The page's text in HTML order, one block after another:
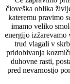
človeška oblika
kateremu pravimo
imamo veliko
energijo izžarevamo
trud vlagali v
pridobivanja
duhovne rasti,
pred nevarnostjo